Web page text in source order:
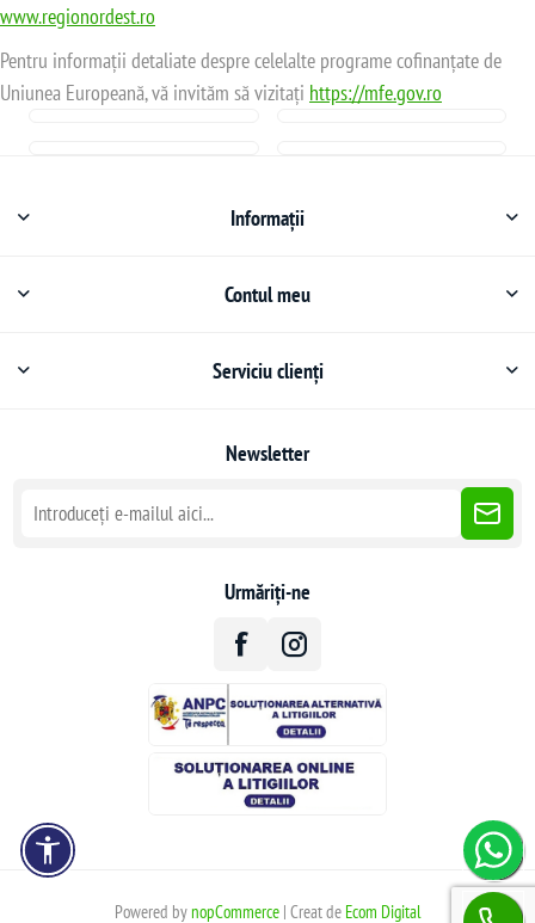
www.regionordest.ro
Pentru informații detaliate despre celelalte programe cofinanțate de
Uniunea Europeană, vă invităm să vizitați https://mfe.gov.ro
Informații
Contul meu
Serviciu clienți
Newsletter
Urmăriți-ne
Powered bynopCommerce| Creat de Ecom Digital